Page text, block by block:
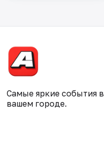
Самые яркие события в
вашем городе.